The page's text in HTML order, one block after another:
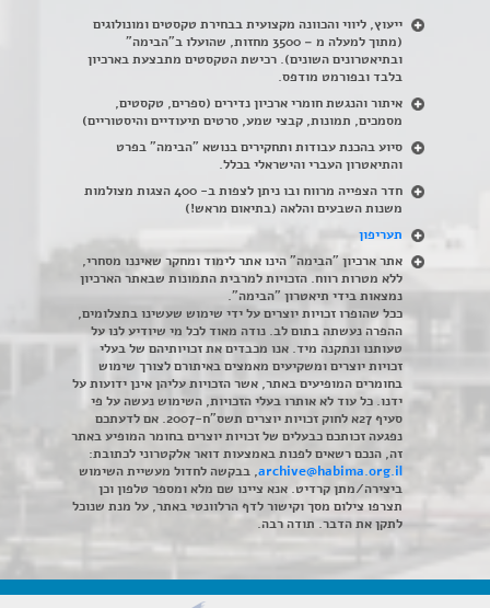
ייעוץ, ליווי והכוונה מקצועית בבחירת טקסטים ומונולוגים
(מתוך למעלה מ – 3500 מחזות, שהועלו ב"הבימה"
ובתיאטרונים השונים). רכישת הטקסטים מתבצעת בארכיון
בלבד ובפורמט מודפס.
איתור והנגשת חומרי ארכיון נדירים (ספרים, טקסטים,
מסמכים, תמונות, קבצי שמע, סרטים תיעודיים והיסטוריים)
סיוע בהכנת עבודות ותחקירים בנושא "הבימה" בפרט
והתיאטרון העברי והישראלי בכלל.
חדר הצפייה מרווח ובו ניתן לצפות ב- 400 הצגות מצולמות
משנות השבעים והלאה (בתיאום מראש!)
תעריפון
אתר ארכיון "הבימה" הינו אתר לימוד ומחקר שאיננו מסחרי,
ללא מטרות רווח. הזכויות למרבית התמונות שבאתר הארכיון
נמצאות בידי תיאטרון "הבימה".
ככל שהופרו זכויות יוצרים על ידי שימוש שעשינו בתצלומים,
ההפרה נעשתה בתום לב. נודה מאוד לכל מי שיודיע לנו על
טעותנו ונתקנה מיד. אנו מכבדים את זכויותיהם של בעלי
זכויות יוצרים ומשקיעים מאמצים באיתורם לצורך שימוש
בחומרים המופיעים באתר, אשר הזכויות עליהן אינן ידועות על
ידנו. כל עוד לא אותרו בעלי הזכויות, השימוש נעשה על פי
סעיף 27א לחוק זכויות יוצרים תשס"ח-2007. אם לדעתכם
נפגעה זכותכם כבעלים של זכויות יוצרים בחומר המופיע באתר
זה, הנכם רשאים לפנות באמצעות דואר אלקטרוני לכתובת:
archive@habima.org.il, בבקשה לחדול מעשיית השימוש
ביצירה/מתן קרדיט. אנא ציינו שם מלא ומספר טלפון וכן
תצרפו צילום מסך וקישור לדף הרלוונטי באתר, על מנת שנוכל
לתקן את הדבר. תודה רבה.